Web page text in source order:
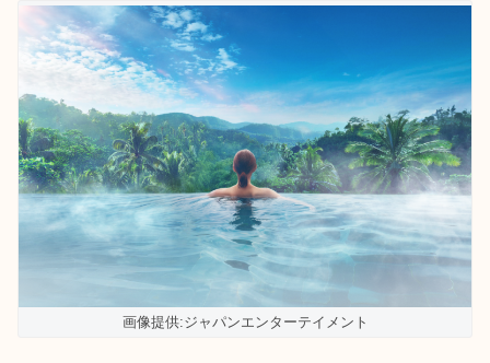
画像提供:ジャパンエンターテイメント